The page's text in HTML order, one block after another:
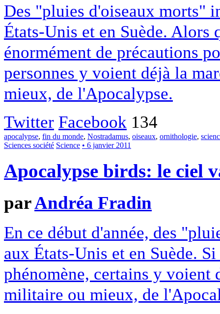
Des "pluies d'oiseaux morts"
États-Unis et en Suède. Alors
énormément de précautions
personnes y voient déjà la
mieux, de l'Apocalypse.
Twitter Facebook 134
apocalypse, fin du monde, Nostradamus, oiseaux, ornithologie,
Sciences société Science • 6 janvier 2011
Apocalypse birds: le ciel
parAndréa Fradin
En ce début d'année, des
aux États-Unis et en Suède.
phénomène, certains y voient
militaire ou mieux, de